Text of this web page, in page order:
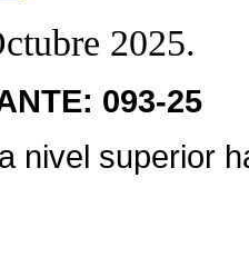
2025.
093-25
nivel superior